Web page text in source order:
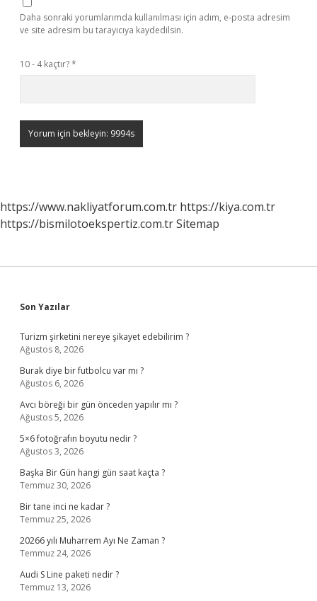
Daha sonraki yorumlarımda kullanılması için adım, e-posta adresim
ve site adresim bu tarayıcıya kaydedilsin.
10 - 4 kaçtır?*
https://www.nakliyatforum.com.tr https://kiya.com.tr
https://bismilotoekspertiz.com.trSitemap
Sidebar
Son Yazılar
Turizm şirketini nereye şikayet edebilirim ?
Ağustos 8, 2026
Burak diye bir futbolcu var mı ?
Ağustos 6, 2026
Avcı böreği bir gün önceden yapılır mı ?
Ağustos 5, 2026
5×6 fotoğrafın boyutu nedir ?
Ağustos 3, 2026
Başka Bir Gün hangi gün saat kaçta ?
Temmuz 30, 2026
Bir tane inci ne kadar ?
Temmuz 25, 2026
20266 yılı Muharrem Ayı Ne Zaman ?
Temmuz 24, 2026
Audi S Line paketi nedir ?
Temmuz 13, 2026